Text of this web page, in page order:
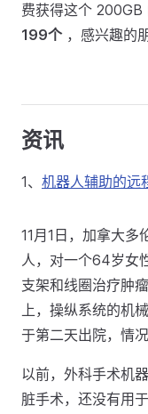
费获得这个 200GB
199个，感兴趣的
资讯
1、 机器人辅助的远
11月1日，加拿大
人，对一个64岁女
支架和线圈治疗肿
上，操纵系统的机
于第二天出院，情况
以前，外科手术机
脏手术，还没有用